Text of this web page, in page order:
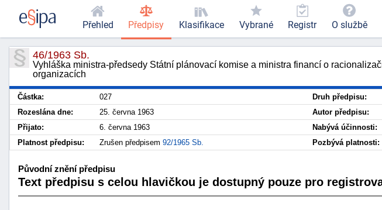
46/1963 Sb.
Vyhláška ministra-předsedy Státní plánovací komise a ministra financí o
organizacích
Částka: 027 Druh předpisu:
Rozeslána dne:
25. června 1963 Autor předpisu:
Přijato:
6. června 1963 Nabývá účinnosti:
Platnost předpisu:
Zrušen předpisem 92/1965 Sb. Pozbývá platnosti:
Původní znění předpisu
Text předpisu s celou hlavičkou je dostupný pouze pro
Přehled Předpisy Klasifikace Vybrané Registr O službě